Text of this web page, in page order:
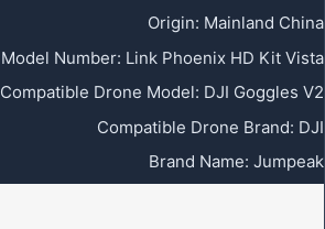
Origin: Mainland China
Model Number: Link Phoenix HD Kit Vista
Compatible Drone Model: DJI Goggles V2
Compatible Drone Brand: DJI
Brand Name: Jumpeak